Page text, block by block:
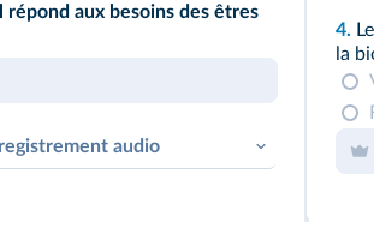
aux besoins des êtres
audio
4.
la